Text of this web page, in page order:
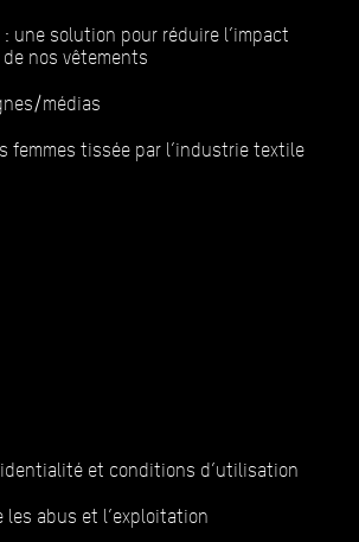
: une solution pour réduire l’impact
nos vêtements
médias
femmes tissée par l’industrie textile
et conditions d’utilisation
les abus et l’exploitation